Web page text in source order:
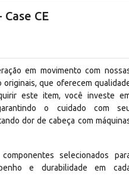
CE
em movimento com
originais, que oferecem
este item, você investe
o cuidado com
dor de cabeça com
selecionados
e durabilidade em